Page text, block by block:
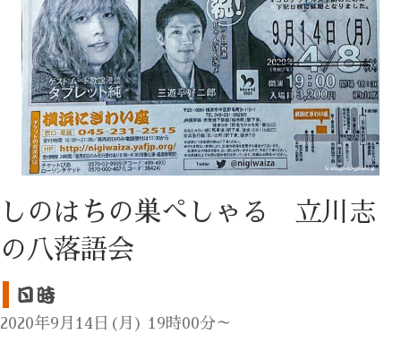
しのはちの巣ぺしゃる 立川志
の八落語会
2020年9月14日(月) 19時00分～